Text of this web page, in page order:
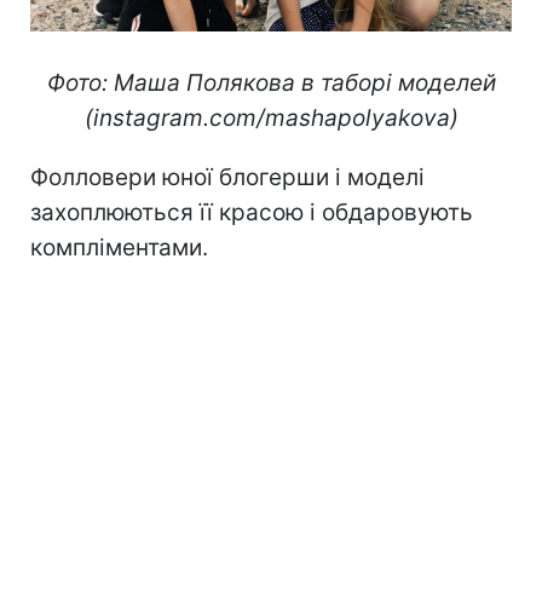
Фото: Маша Полякова в таборі моделей
(instagram.com/mashapolyakova)
Фолловери юної блогерши і моделі
захоплюються її красою і обдаровують
компліментами.